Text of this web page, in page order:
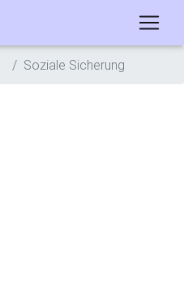
Soziale Sicherung